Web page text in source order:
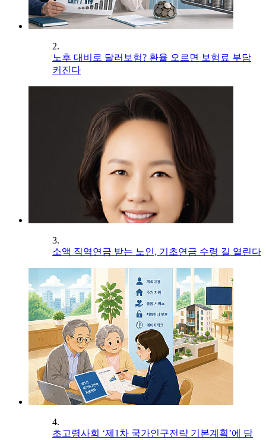
2.
노후 대비로 달러보험? 환율 오르면 보험료 부담
커진다
3.
소액 직역연금 받는 노인, 기초연금 수령 길 열린다
4.
초고령사회 ‘제1차 국가인구전략 기본계획’에 담